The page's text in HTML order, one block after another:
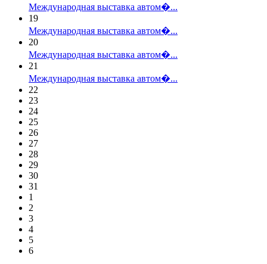
Международная выставка автом�...
19
Международная выставка автом�...
20
Международная выставка автом�...
21
Международная выставка автом�...
22
23
24
25
26
27
28
29
30
31
1
2
3
4
5
6